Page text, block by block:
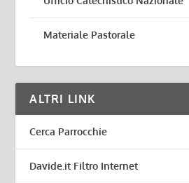
Materiale Pastorale
ALTRI LINK
Cerca Parrocchie
Davide.it Filtro Internet